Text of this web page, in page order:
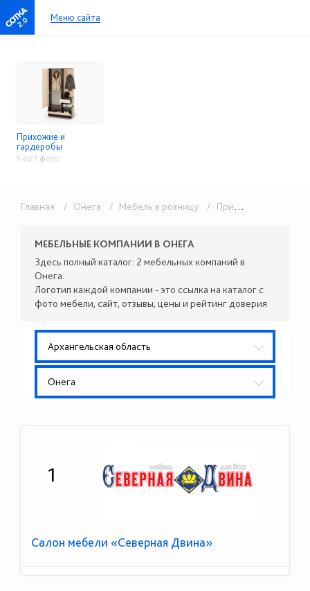
2.0 Меню сайта
Прихожие и
гардеробы
5 627 фото
Главная / Онега / Мебель в розницу / Прихожие и гардеробы
МЕБЕЛЬНЫЕ КОМПАНИИ В ОНЕГА
Здесь полный каталог: 2 мебельных компаний в
Онега.
Логотип каждой компании - это ссылка на каталог с
фото мебели, сайт, отзывы, цены и рейтинг доверия
Архангельская область
Онега
1
Салон мебели «Северная Двина»